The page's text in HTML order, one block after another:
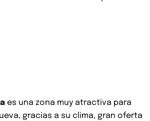
es una zona muy atractiva para
gracias a su clima, gran oferta